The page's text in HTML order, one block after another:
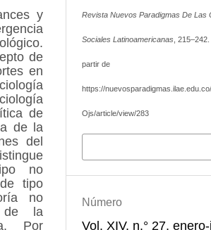
y
de
en
de
de la
del
no
tipo
no
de la
Por
Revista Nuevos Paradigmas De Las
Sociales Latinoamericanas,
partir de
https://
Ojs/article/view/283
Número
Vol. XIV, n.° 27,